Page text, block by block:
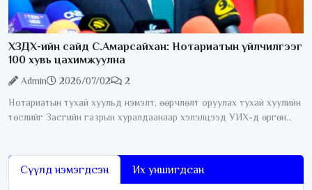
ХЗДХ-ийн сайд С.Амарсайхан: Нотариатын үйлчилгээг
100 хувь цахимжуулна
Admin 2026/07/02
2
Нотариатын тухай хуульд нэмэлт, өөрчлөлт оруулах тухай хуулийн
төслийг Засгийн газрын хуралдаанаар хэлэлцээд УИХ-д өргөн
Сүүлд нэмэгдсэн Их уншигдсан